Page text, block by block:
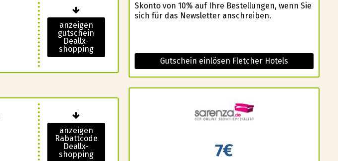
anzeigen
gutschein
Deallx-
shopping
anzeigen
Rabattcode
Deallx-
shopping
Skonto von 10% auf Ihre Bestellungen, wenn Sie
sich für das Newsletter anschreiben.
Gutschein einlösen Fletcher Hotels
7€